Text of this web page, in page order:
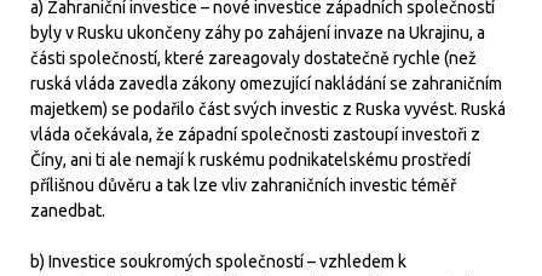
a) Zahraniční investice – nové investice západních společností
byly v Rusku ukončeny záhy po zahájení invaze na Ukrajinu, a
části společností, které zareagovaly dostatečně rychle (než
ruská vláda zavedla zákony omezující nakládání se zahraničním
majetkem) se podařilo část svých investic z Ruska vyvést. Ruská
vláda očekávala, že západní společnosti zastoupí investoři z
Číny, ani ti ale nemají k ruskému podnikatelskému prostředí
přílišnou důvěru a tak lze vliv zahraničních investic téměř
zanedbat.
b) Investice soukromých společností – vzhledem k